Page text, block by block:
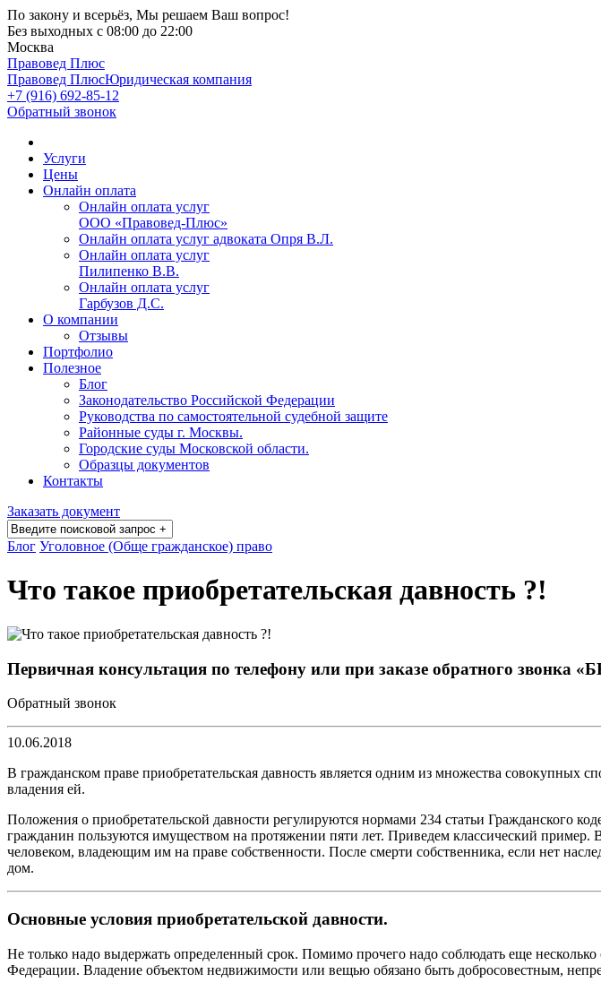
По закону и всерьёз, Мы решаем Ваш вопрос!
Без выходных с 08:00 до 22:00
Москва
Правовед Плюс
Правовед ПлюсЮридическая компания
+7 (916) 692-85-12
Обратный звонок
Услуги
Цены
Онлайн оплата
Онлайн оплата услуг
ООО «Правовед-Плюс»
Онлайн оплата услуг адвоката Опря В.Л.
Онлайн оплата услуг
Пилипенко В.В.
Онлайн оплата услуг
Гарбузов Д.С.
О компании
Отзывы
Портфолио
Полезное
Блог
Законодательство Российской Федерации
Руководства по самостоятельной судебной защите
Районные суды г. Москвы.
Городские суды Московской области.
Образцы документов
Контакты
Заказать документ
Блог Уголовное (Обще гражданское) право
Что такое приобретательская давность ?!
Первичная консультация по телефону или при заказе обратного
Обратный звонок
10.06.2018
В гражданском праве приобретательская давность является одним из множества совокупных
владения ей.
Положения о приобретательской давности регулируются нормами 234 статьи Гражданского
гражданин пользуются имуществом на протяжении пяти лет. Приведем классический
человеком, владеющим им на праве собственности. После смерти собственника, если нет
дом.
Основные условия приобретательской давности.
Не только надо выдержать определенный срок. Помимо прочего надо соблюдать еще
Федерации. Владение объектом недвижимости или вещью обязано быть добросовестным,